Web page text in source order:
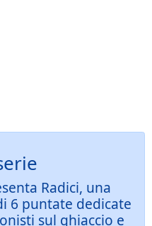
Radici, una
6 puntate dedicate
sul ghiaccio e